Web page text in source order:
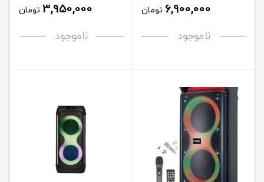
6,900,000 تومان
ناموجود
3,950,000 تومان
ناموجود